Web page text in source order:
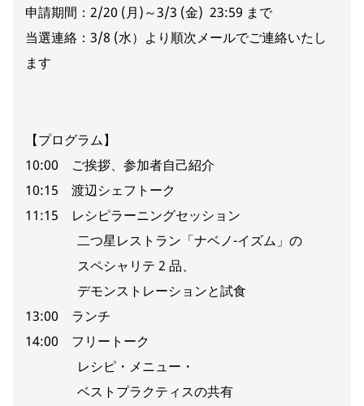
申請期間：2/20 (月)～3/3 (金) 23:59 まで
当選連絡：3/8 (水）より順次メールでご連絡いたし
ます
【プログラム】
10:00 ご挨拶、参加者自己紹介
10:15 渡辺シェフトーク
11:15 レシピラーニングセッション
二つ星レストラン「ナベノ-イズム」の
スペシャリテ 2 品、
デモンストレーションと試食
13:00 ランチ
14:00 フリートーク
レシピ・メニュー・
ベストプラクティスの共有